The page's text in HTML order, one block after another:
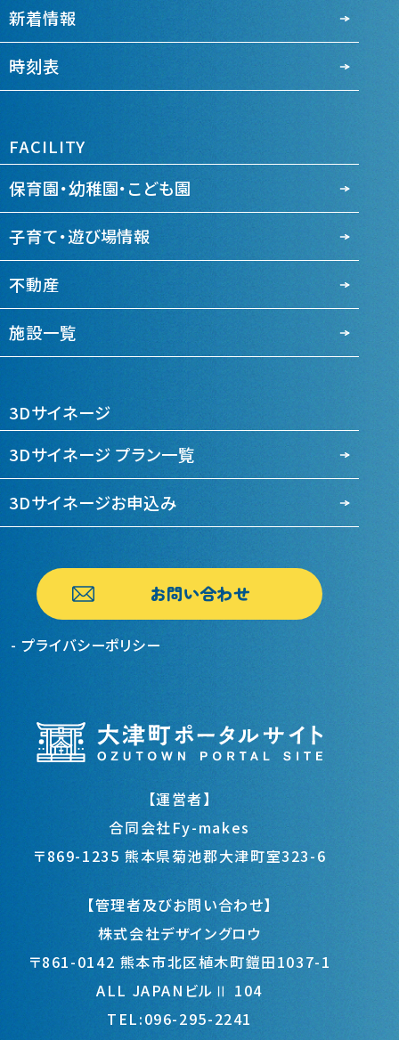
新着情報
時刻表
FACILITY
保育園・幼稚園・こども園
子育て・遊び場情報
不動産
施設一覧
3Dサイネージ
3Dサイネージ プラン一覧
3Dサイネージお申込み
お問い合わせ
プライバシーポリシー
【運営者】
合同会社Fy-makes
〒869-1235 熊本県菊池郡大津町室323-6
【管理者及びお問い合わせ】
株式会社デザイングロウ
〒861-0142 熊本市北区植木町鎧田1037-1
ALL JAPANビルⅡ 104
TEL:096-295-2241